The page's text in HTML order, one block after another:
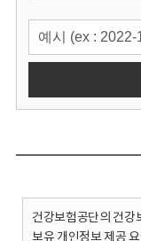
건강보험공단의 건강
보유 개인정보 제공